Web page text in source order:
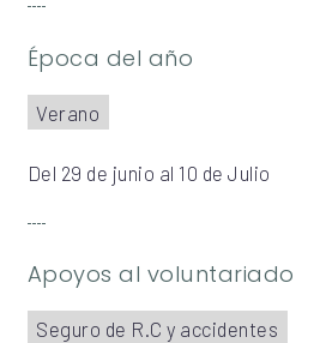
Época del año
Verano
Del 29 de junio al 10 de Julio
Apoyos al voluntariado
Seguro de R.C y accidentes